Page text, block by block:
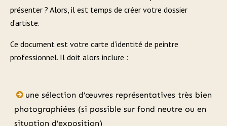
présenter ? Alors, il est temps de créer votre dossier
d’artiste.
Ce document est votre carte d’identité de peintre
professionnel. Il doit alors inclure :
une sélection d’œuvres représentatives très bien
photographiées (si possible sur fond neutre ou en
situation d’exposition)